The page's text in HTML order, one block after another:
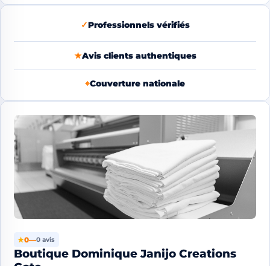
✓Professionnels vérifiés
★Avis clients authentiques
⌖Couverture nationale
★0—0 avis
Boutique Dominique Janijo Creations